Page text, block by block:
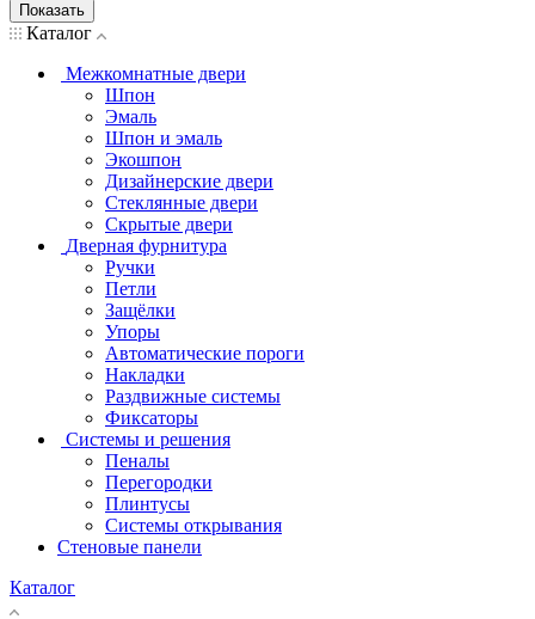
Показать
Каталог
Межкомнатные двери
Шпон
Эмаль
Шпон и эмаль
Экошпон
Дизайнерские двери
Стеклянные двери
Скрытые двери
Дверная фурнитура
Ручки
Петли
Защёлки
Упоры
Автоматические пороги
Накладки
Раздвижные системы
Фиксаторы
Системы и решения
Пеналы
Перегородки
Плинтусы
Системы открывания
Стеновые панели
Каталог